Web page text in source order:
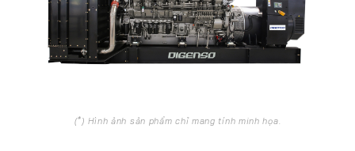
(*) Hình ảnh sản phẩm chỉ mang tính minh họa.